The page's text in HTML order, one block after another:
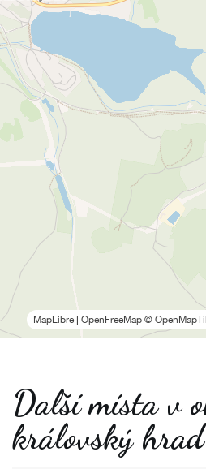
MapLibre OpenFreeMap ©
Další místa v
královský